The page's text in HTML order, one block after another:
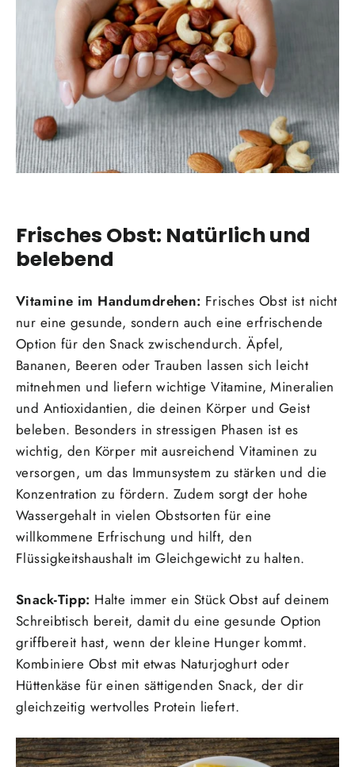
Frisches Obst: Natürlich und
belebend
Vitamine im Handumdrehen: Frisches Obst ist nicht
nur eine gesunde, sondern auch eine erfrischende
Option für den Snack zwischendurch. Äpfel,
Bananen, Beeren oder Trauben lassen sich leicht
mitnehmen und liefern wichtige Vitamine, Mineralien
und Antioxidantien, die deinen Körper und Geist
beleben. Besonders in stressigen Phasen ist es
wichtig, den Körper mit ausreichend Vitaminen zu
versorgen, um das Immunsystem zu stärken und die
Konzentration zu fördern. Zudem sorgt der hohe
Wassergehalt in vielen Obstsorten für eine
willkommene Erfrischung und hilft, den
Flüssigkeitshaushalt im Gleichgewicht zu halten.
Snack-Tipp: Halte immer ein Stück Obst auf deinem
Schreibtisch bereit, damit du eine gesunde Option
griffbereit hast, wenn der kleine Hunger kommt.
Kombiniere Obst mit etwas Naturjoghurt oder
Hüttenkäse für einen sättigenden Snack, der dir
gleichzeitig wertvolles Protein liefert.